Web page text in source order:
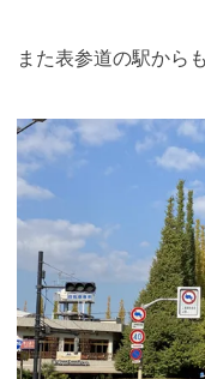
また表参道の駅から